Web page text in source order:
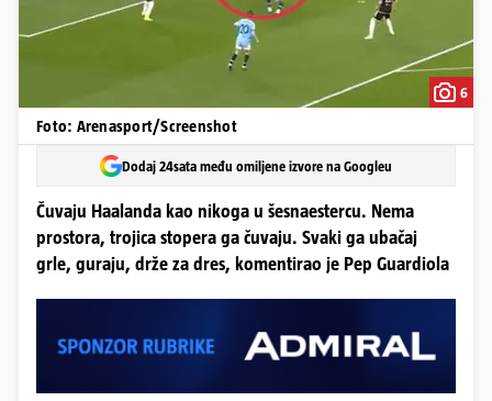
6
Foto: Arenasport/Screenshot
Dodaj 24sata među omiljene izvore na Googleu
Čuvaju Haalanda kao nikoga u šesnaestercu. Nema
prostora, trojica stopera ga čuvaju. Svaki ga ubačaj
grle, guraju, drže za dres, komentirao je Pep Guardiola